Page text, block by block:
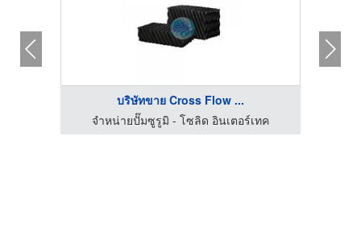
บริษัทขาย Cross Flow ...
จำหน่ายปั๊มซูรูมิ - โซลิด อินเตอร์เทค